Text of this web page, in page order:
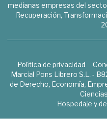
medianas empresas del
Recuperación,
Política de privacidad
Marcial Pons Librero S.L. -
de Derecho, Economía,
Hospedaje y